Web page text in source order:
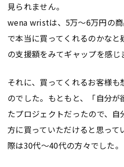
見られません。
wena wristは、5万〜6万円の
で本当に買ってくれるのかな
の支援額をみてギャップを感じ
それに、買ってくれるお客様
のでした。もともと、「自分
たプロジェクトだったので、
方に買っていただけると思って
際は30代〜40代の方々でした。